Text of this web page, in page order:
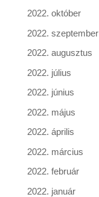
2022. október
2022. szeptember
2022. augusztus
2022. július
2022. június
2022. május
2022. április
2022. március
2022. február
2022. január